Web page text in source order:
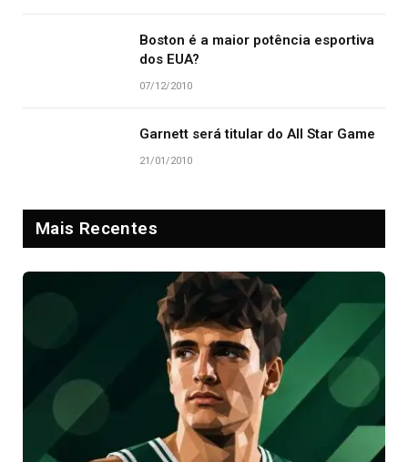
Boston é a maior potência esportiva
dos EUA?
07/12/2010
Garnett será titular do All Star Game
21/01/2010
Mais Recentes